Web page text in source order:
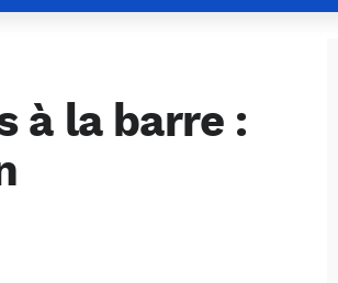
à la barre :